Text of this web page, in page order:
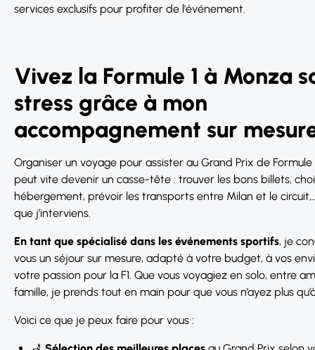
services exclusifs pour profiter de l'événement.
Vivez la Formule 1 à Monza
stress grâce à mon
accompagnement sur
Organiser un voyage pour assister au Grand Prix de Formule
peut vite devenir un casse-tête : trouver les bons billets,
hébergement, prévoir les transports entre Milan et le circuit,…
que j’interviens.
En tant que spécialisé dans les événements sportifs, je
vous un séjour sur mesure, adapté à votre budget, à vos
votre passion pour la F1. Que vous voyagiez en solo, entre
famille, je prends tout en main pour que vous n’ayez plus
Voici ce que je peux faire pour vous :